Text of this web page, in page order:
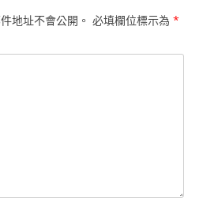
地址不會公開。 必填欄位標示為 *